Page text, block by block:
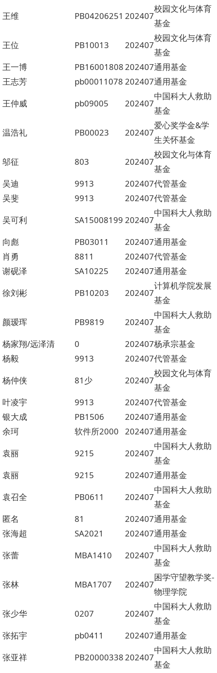
王维
PB04206251 202407
校园文化与体育
基金
王位
PB10013 202407
校园文化与体育
基金
王一博
PB16001808202407通用基金
王志芳
pb00011078 202407通用基金
王仲威
pb09005 202407
中国科大人救助
基金
温浩礼
PB00023 202407
爱心奖学金&学
生关怀基金
邬征
803 202407
校园文化与体育
基金
吴迪
9913 202407代管基金
吴斐
9913 202407代管基金
吴可利
SA15008199 202407
中国科大人救助
基金
向彪
PB03011 202407通用基金
肖勇
8811 202407代管基金
谢砚泽
SA10225 202407通用基金
徐刘彬
PB10203 202407
计算机学院发展
基金
颜瑷珲
PB9819 202407
中国科大人救助
基金
杨家翔/远泽清
0 202407杨承宗基金
杨毅
9913 202407代管基金
杨仲侠
81少 202407
校园文化与体育
基金
叶凌宇
9913 202407代管基金
银大成
PB1506 202407通用基金
余珂
软件所2000 202407通用基金
袁丽
9215 202407
中国科大人救助
基金
袁丽
9215 202407通用基金
袁召全
PB0611 202407
中国科大人救助
基金
匿名
81 202407通用基金
张海超
SA2021 202407通用基金
张蕾
MBA1410 202407
中国科大人救助
基金
张林
MBA1707 202407
困学守望教学奖-
物理学院
张少华
0207 202407
中国科大人救助
基金
张拓宇
pb0411 202407通用基金
张亚祥
PB20000338202407
中国科大人救助
基金